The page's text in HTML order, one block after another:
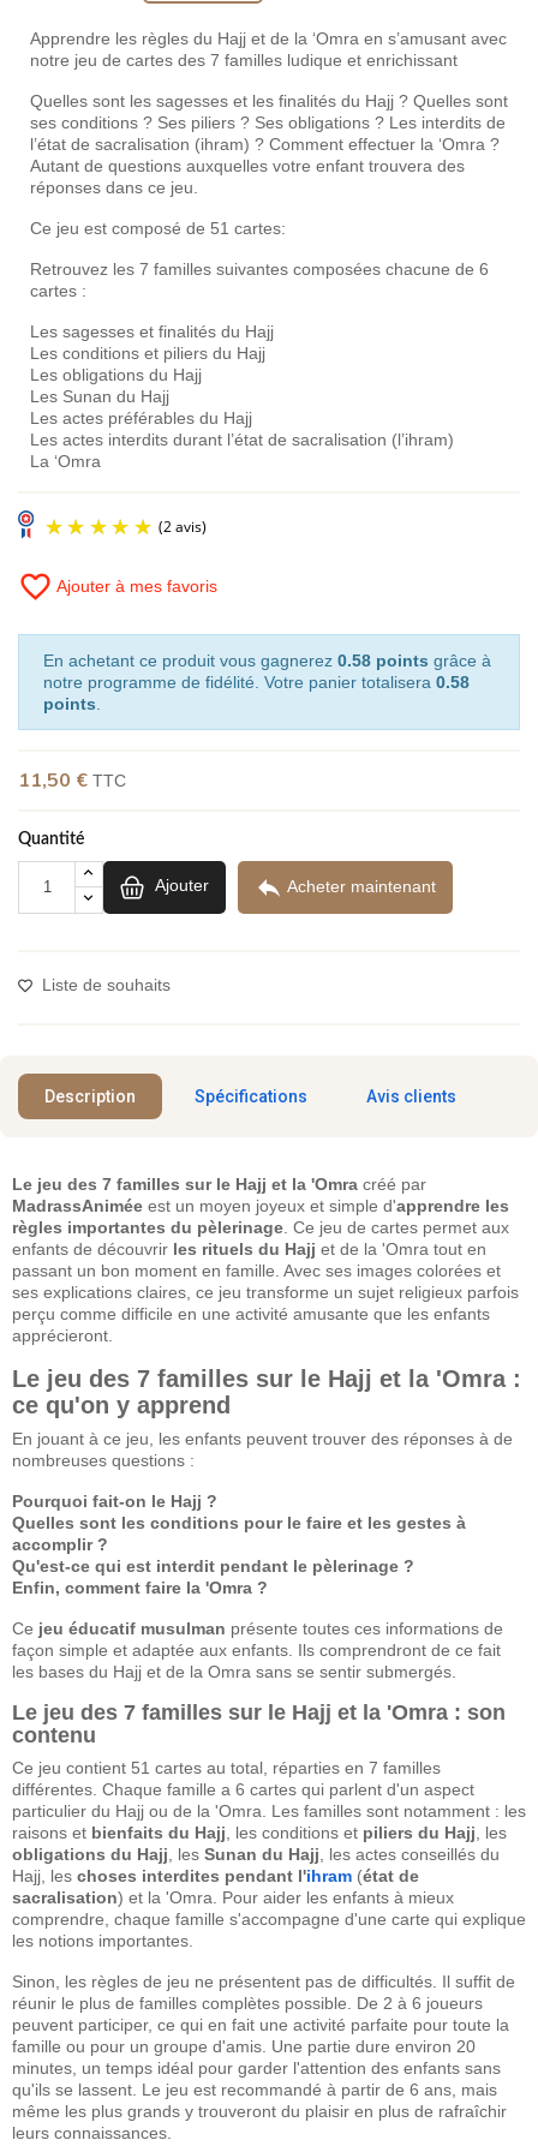
Apprendre les règles du Hajj et de la ‘Omra en s’amusant avec
notre jeu de cartes des 7 familles ludique et enrichissant
Quelles sont les sagesses et les finalités du Hajj ? Quelles sont
ses conditions ? Ses piliers ? Ses obligations ? Les interdits de
l’état de sacralisation (ihram) ? Comment effectuer la ‘Omra ?
Autant de questions auxquelles votre enfant trouvera des
réponses dans ce jeu.
Ce jeu est composé de 51 cartes:
Retrouvez les 7 familles suivantes composées chacune de 6
cartes :
Les sagesses et finalités du Hajj
Les conditions et piliers du Hajj
Les obligations du Hajj
Les Sunan du Hajj
Les actes préférables du Hajj
Les actes interdits durant l’état de sacralisation (l’ihram)
La ‘Omra
favorite_border Ajouter à mes favoris
En achetant ce produit vous gagnerez 0.58 points grâce à
notre programme de fidélité. Votre panier totalisera 0.58
points
11,50 € TTC
Quantité
Ajouter  Acheter maintenant
Liste de souhaits
Description Spécifications Avis clients
Le jeu des 7 familles sur le Hajj et la 'Omra créé par
MadrassAnimée est un moyen joyeux et simple d'apprendre les
règles importantes du pèlerinage . Ce jeu de cartes permet aux
enfants de découvrir les rituels du Hajj et de la 'Omra tout en
passant un bon moment en famille. Avec ses images colorées et
ses explications claires, ce jeu transforme un sujet religieux parfois
perçu comme difficile en une activité amusante que les enfants
apprécieront.
Le jeu des 7 familles sur le Hajj et la 'Omra :
ce qu'on y apprend
En jouant à ce jeu, les enfants peuvent trouver des réponses à de
nombreuses questions :
Pourquoi fait-on le Hajj ?
Quelles sont les conditions pour le faire et les gestes à
accomplir ?
Qu'est-ce qui est interdit pendant le pèlerinage ?
Enfin, comment faire la 'Omra ?
Ce jeu éducatif musulman présente toutes ces informations de
façon simple et adaptée aux enfants. Ils comprendront de ce fait
les bases du Hajj et de la Omra sans se sentir submergés.
Le jeu des 7 familles sur le Hajj et la 'Omra : son
contenu
Ce jeu contient 51 cartes au total, réparties en 7 familles
différentes. Chaque famille a 6 cartes qui parlent d'un aspect
particulier du Hajj ou de la 'Omra. Les familles sont notamment : les
raisons et bienfaits du Hajj , les conditions et piliers du Hajj , les
obligations du Hajj , les Sunan du Hajj , les actes conseillés du
Hajj, les choses interdites pendant l'ihram (état de
sacralisation) et la 'Omra. Pour aider les enfants à mieux
comprendre, chaque famille s'accompagne d'une carte qui explique
les notions importantes.
Sinon, les règles de jeu ne présentent pas de difficultés. Il suffit de
réunir le plus de familles complètes possible. De 2 à 6 joueurs
peuvent participer, ce qui en fait une activité parfaite pour toute la
famille ou pour un groupe d'amis. Une partie dure environ 20
minutes, un temps idéal pour garder l'attention des enfants sans
qu'ils se lassent. Le jeu est recommandé à partir de 6 ans, mais
même les plus grands y trouveront du plaisir en plus de rafraîchir
leurs connaissances.